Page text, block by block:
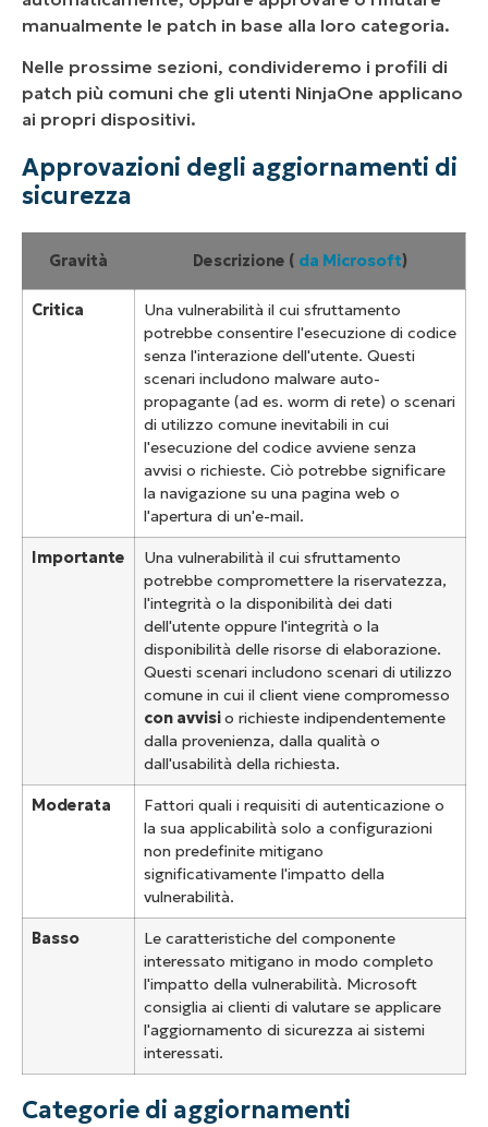
manualmente le patch in base alla loro categoria.
Nelle prossime sezioni, condivideremo i profili di
patch più comuni che gli utenti NinjaOne applicano
ai propri dispositivi.
Approvazioni degli aggiornamenti di
sicurezza
Gravità Descrizione ( da Microsoft)
Critica
Una vulnerabilità il cui sfruttamento
potrebbe consentire l'esecuzione di codice
senza l'interazione dell'utente. Questi
scenari includono malware auto-
propagante (ad es. worm di rete) o scenari
di utilizzo comune inevitabili in cui
l'esecuzione del codice avviene senza
avvisi o richieste. Ciò potrebbe significare
la navigazione su una pagina web o
l'apertura di un'e-mail.
Importante
Una vulnerabilità il cui sfruttamento
potrebbe compromettere la riservatezza,
l'integrità o la disponibilità dei dati
dell'utente oppure l'integrità o la
disponibilità delle risorse di elaborazione.
Questi scenari includono scenari di utilizzo
comune in cui il client viene compromesso
con avvisio richieste indipendentemente
dalla provenienza, dalla qualità o
dall'usabilità della richiesta.
Moderata
Fattori quali i requisiti di autenticazione o
la sua applicabilità solo a configurazioni
non predefinite mitigano
significativamente l'impatto della
vulnerabilità.
Basso
Le caratteristiche del componente
interessato mitigano in modo completo
l'impatto della vulnerabilità. Microsoft
consiglia ai clienti di valutare se applicare
l'aggiornamento di sicurezza ai sistemi
interessati.
Categorie di aggiornamenti